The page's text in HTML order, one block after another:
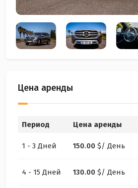
Цена аренды
Период Цена аренды
1 - 3 Дней 150.00 $/ День
4 - 15 Дней 130.00 $/ День